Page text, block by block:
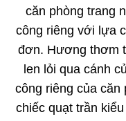
căn phòng trang
công riêng với lựa
đơn. Hương thơm
len lỏi qua cánh
công riêng của căn
chiếc quạt trần